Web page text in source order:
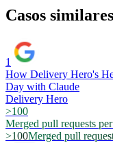
Casos similares
1
How Delivery Hero's
Day with Claude
Delivery Hero
>100
Merged pull requests
>100Merged pull